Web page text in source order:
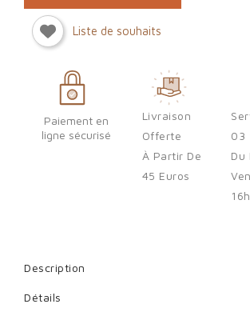
Liste de souhaits
Paiement en
ligne sécurisé
Livraison
Offerte
À Partir De
45 Euros
03
Du
16h
Description
Détails
Sign in
You need to be logged in to save